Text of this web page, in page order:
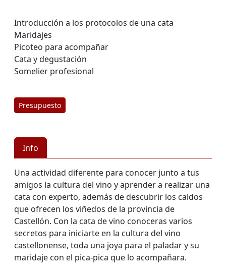
Introducción a los protocolos de una cata
Maridajes
Picoteo para acompañar
Cata y degustación
Somelier profesional
Presupuesto
Info
Una actividad diferente para conocer junto a tus
amigos la cultura del vino y aprender a realizar una
cata con experto, además de descubrir los caldos
que ofrecen los viñedos de la provincia de
Castellón. Con la cata de vino conoceras varios
secretos para iniciarte en la cultura del vino
castellonense, toda una joya para el paladar y su
maridaje con el pica-pica que lo acompañara.